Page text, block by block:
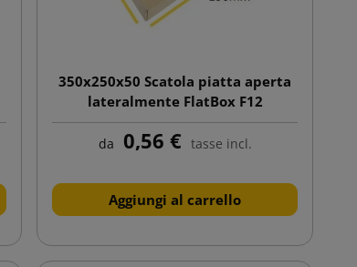
350x250x50 Scatola piatta aperta
lateralmente FlatBox F12
da 0,56 € tasse incl.
Aggiungi al carrello